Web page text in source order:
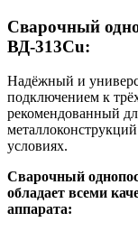
Сварочный
ВД-313Cu:
Надёжный и
подключением к
рекомендованный
условиях.
Сварочный
обладает всеми
аппарата: